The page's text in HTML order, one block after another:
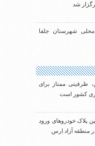
شد
شهرستان جلفا
ظرفیتی ممتاز برای
کشور است
پلاک خودروهای ورود
منطقه آزاد ارس